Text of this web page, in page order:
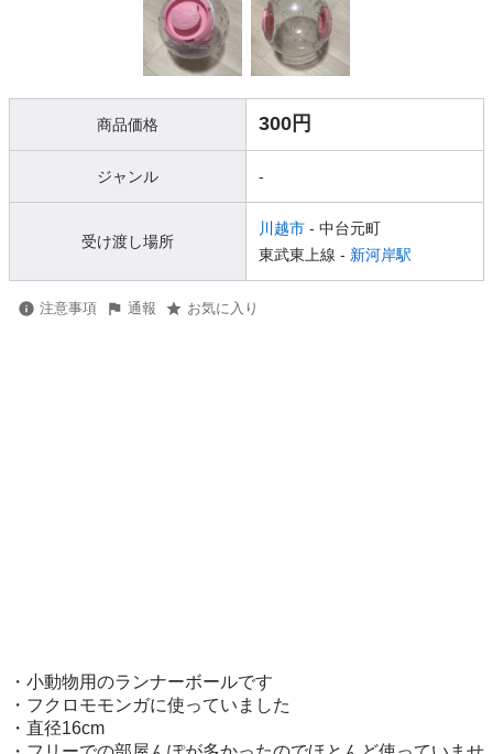
商品価格 300円
ジャンル -
受け渡し場所
川越市 - 中台元町
東武東上線 - 新河岸駅
注意事項 通報 お気に入り
・小動物用のランナーボールです
・フクロモモンガに使っていました
・直径16cm